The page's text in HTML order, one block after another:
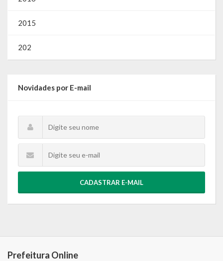
2015
202
Novidades por E-mail
CADASTRAR E-MAIL
Prefeitura Online